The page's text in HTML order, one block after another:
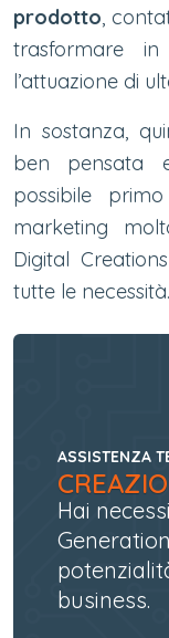
prodotto,
trasformare
l’attuazione di
In sostanza,
ben pensata
possibile
marketing
Digital
tutte le necessità.
ASSISTENZA
Hai
business.